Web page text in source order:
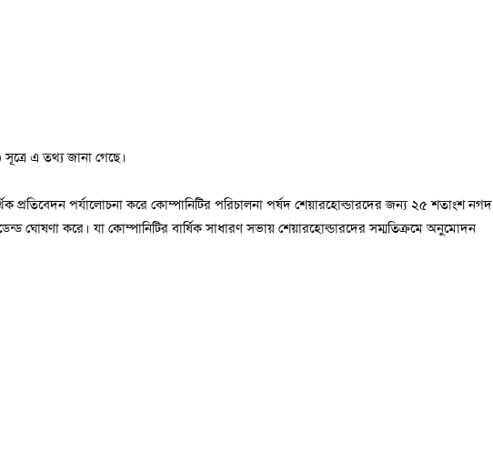
এ তথ্য জানা গেছে।
প্রতিবেদন পর্যালোচনা করে কোম্পানিটির পরিচালনা পর্ষদ শেয়ারহোল্ডারদের জন্য ২৫ শতাংশ নগদ
ঘোষণা করে। যা কোম্পানিটির বার্ষিক সাধারণ সভায় শেয়ারহোল্ডারদের সম্মতিক্রমে অনুমোদন